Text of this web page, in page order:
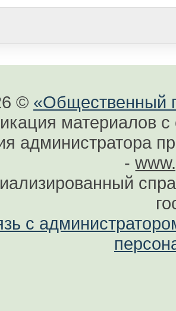
© «Общественный
материалов
администратора
-
с